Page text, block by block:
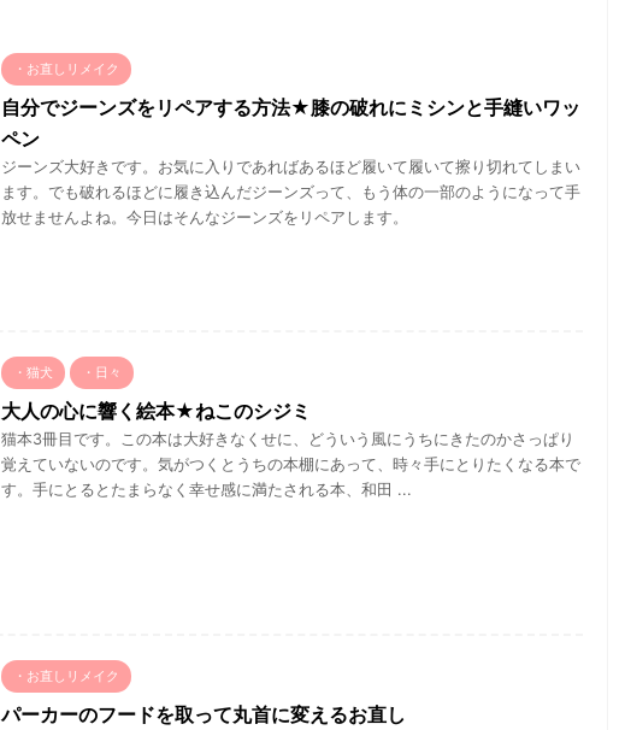
・お直しリメイク
自分でジーンズをリペアする方法★膝の破れにミシンと手縫いワッ
ペン
ジーンズ大好きです。お気に入りであればあるほど履いて履いて擦り切れてしまい
ます。でも破れるほどに履き込んだジーンズって、もう体の一部のようになって手
放せませんよね。今日はそんなジーンズをリペアします。
・猫犬 ・日々
大人の心に響く絵本★ねこのシジミ
猫本3冊目です。この本は大好きなくせに、どういう風にうちにきたのかさっぱり
覚えていないのです。気がつくとうちの本棚にあって、時々手にとりたくなる本で
す。手にとるとたまらなく幸せ感に満たされる本、和田 ...
・お直しリメイク
パーカーのフードを取って丸首に変えるお直し